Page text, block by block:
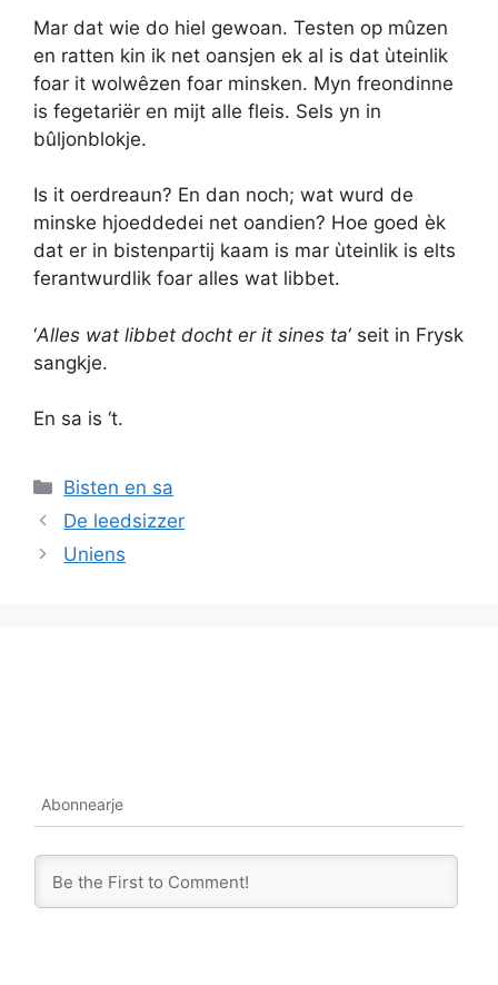
Mar dat wie do hiel gewoan. Testen op mûzen
en ratten kin ik net oansjen ek al is dat ùteinlik
foar it wolwêzen foar minsken. Myn freondinne
is fegetariër en mijt alle fleis. Sels yn in
bûljonblokje.
Is it oerdreaun? En dan noch; wat wurd de
minske hjoeddedei net oandien? Hoe goed èk
dat er in bistenpartij kaam is mar ùteinlik is elts
ferantwurdlik foar alles wat libbet.
‘Alles wat libbet docht er it sines ta‘ seit in Frysk
sangkje.
En sa is ‘t.
Categories
Bisten en sa
De leedsizzer
Uniens
Abonnearje